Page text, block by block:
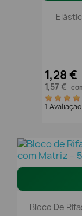
1,28 €
1,57 €
1
Bloco De